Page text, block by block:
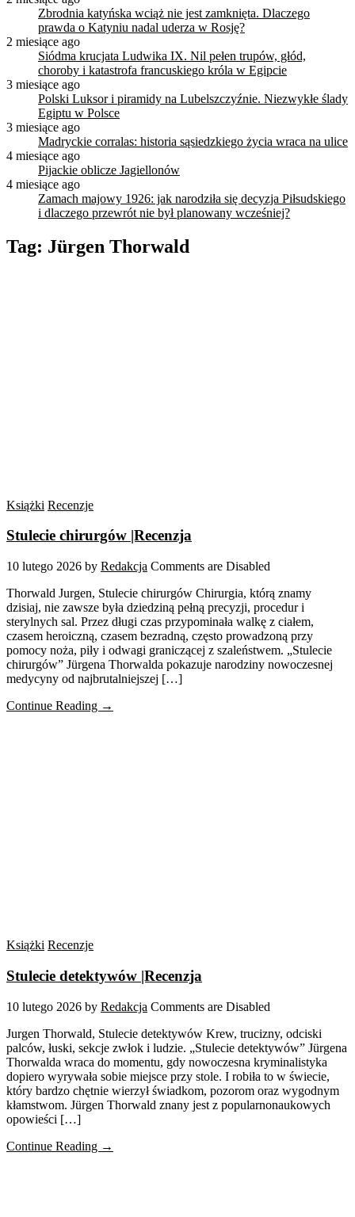
Zbrodnia katyńska wciąż nie jest zamknięta. Dlaczego
prawda o Katyniu nadal uderza w Rosję?
2 miesiące ago
Siódma krucjata Ludwika IX. Nil pełen trupów, głód,
choroby i katastrofa francuskiego króla w Egipcie
3 miesiące ago
Polski Luksor i piramidy na Lubelszczyźnie. Niezwykłe ślady
Egiptu w Polsce
3 miesiące ago
Madryckie corralas: historia sąsiedzkiego życia wraca na ulice
4 miesiące ago
Pijackie oblicze Jagiellonów
4 miesiące ago
Zamach majowy 1926: jak narodziła się decyzja Piłsudskiego
i dlaczego przewrót nie był planowany wcześniej?
Tag: Jürgen Thorwald
Książki Recenzje
Stulecie chirurgów |Recenzja
10 lutego 2026 by Redakcja Comments are Disabled
Thorwald Jurgen, Stulecie chirurgów Chirurgia, którą znamy
dzisiaj, nie zawsze była dziedziną pełną precyzji, procedur i
sterylnych sal. Przez długi czas przypominała walkę z ciałem,
czasem heroiczną, czasem bezradną, często prowadzoną przy
pomocy noża, piły i odwagi graniczącej z szaleństwem. „Stulecie
chirurgów” Jürgena Thorwalda pokazuje narodziny nowoczesnej
medycyny od najbrutalniejszej […]
Continue Reading →
Książki Recenzje
Stulecie detektywów |Recenzja
10 lutego 2026 by Redakcja Comments are Disabled
Jurgen Thorwald, Stulecie detektywów Krew, trucizny, odciski
palców, łuski, sekcje zwłok i ludzie. „Stulecie detektywów” Jürgena
Thorwalda wraca do momentu, gdy nowoczesna kryminalistyka
dopiero wyrywała sobie miejsce przy stole. I robiła to w świecie,
który bardzo chętnie wierzył świadkom, pozorom oraz wygodnym
kłamstwom. Jürgen Thorwald znany jest z popularnonaukowych
opowieści […]
Continue Reading →